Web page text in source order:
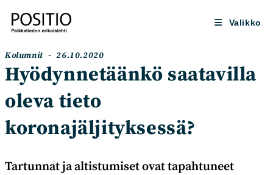
suoraan
sisältöön
Valikko
Artikkelin
kategoria:
Kolumnit
Artikkeli
26.10.2020
Hyödynnetäänkö saatavilla
oleva tieto
koronajäljityksessä?
Tartunnat ja altistumiset ovat tapahtuneet